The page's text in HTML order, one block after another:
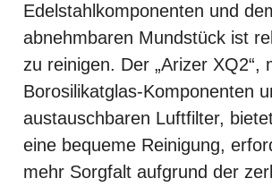
Edelstahlkomponenten und
abnehmbaren Mundstück ist
zu reinigen. Der „Arizer XQ2“,
Borosilikatglas-Komponenten
austauschbaren Luftfilter,
eine bequeme Reinigung,
mehr Sorgfalt aufgrund der